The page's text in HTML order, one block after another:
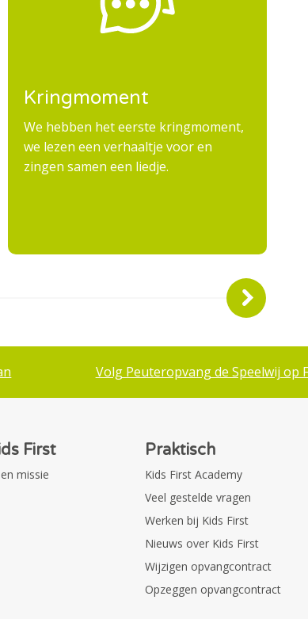
Kringmoment
We hebben het eerste kringmoment,
we lezen een verhaaltje voor en
zingen samen een liedje.
Volg Peuteropvang de Speelwij op
First
missie
Praktisch
Kids First Academy
Veel gestelde vragen
Werken bij Kids First
Nieuws over Kids First
Wijzigen opvangcontract
Opzeggen opvangcontract